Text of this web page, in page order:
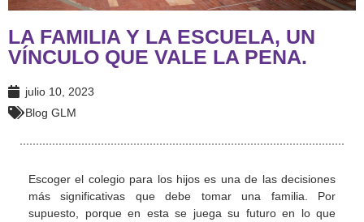
LA FAMILIA Y LA ESCUELA, UN
VÍNCULO QUE VALE LA PENA.
julio 10, 2023
Blog GLM
Escoger el colegio para los hijos es una de las decisiones
más significativas que debe tomar una familia. Por
supuesto, porque en esta se juega su futuro en lo que